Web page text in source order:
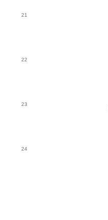
21
22
23
24